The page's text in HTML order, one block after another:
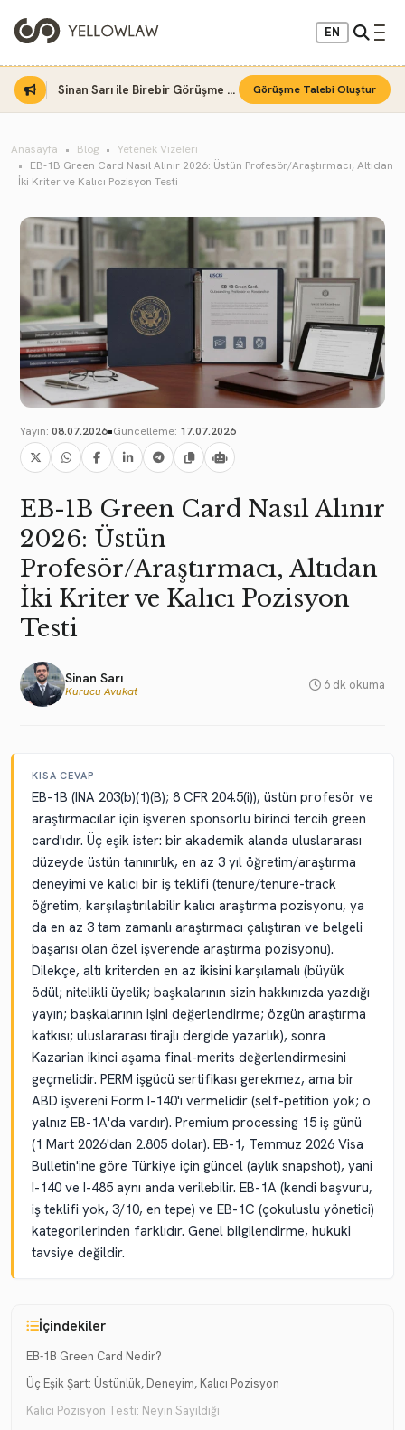
EN
Sinan Sarı ile Birebir Görüşme Fırsatı Görüşme Talebi Oluştur
Anasayfa Blog
Yetenek Vizeleri
EB-1B Green Card Nasıl Alınır 2026: Üstün Profesör/Araştırmacı, Altıdan
İki Kriter ve Kalıcı Pozisyon Testi
Yayın: 08.07.2026•Güncelleme: 17.07.2026
EB-1B Green Card Nasıl Alınır
2026: Üstün
Profesör/Araştırmacı, Altıdan
İki Kriter ve Kalıcı Pozisyon
Testi
Sinan Sarı
Kurucu Avukat 6 dk okuma
KISA CEVAP
EB-1B (INA 203(b)(1)(B); 8 CFR 204.5(i)), üstün profesör ve
araştırmacılar için işveren sponsorlu birinci tercih green
card'ıdır. Üç eşik ister: bir akademik alanda uluslararası
düzeyde üstün tanınırlık, en az 3 yıl öğretim/araştırma
deneyimi ve kalıcı bir iş teklifi (tenure/tenure-track
öğretim, karşılaştırılabilir kalıcı araştırma pozisyonu, ya
da en az 3 tam zamanlı araştırmacı çalıştıran ve belgeli
başarısı olan özel işverende araştırma pozisyonu).
Dilekçe, altı kriterden en az ikisini karşılamalı (büyük
ödül; nitelikli üyelik; başkalarının sizin hakkınızda yazdığı
yayın; başkalarının işini değerlendirme; özgün araştırma
katkısı; uluslararası tirajlı dergide yazarlık), sonra
Kazarian ikinci aşama final-merits değerlendirmesini
geçmelidir. PERM işgücü sertifikası gerekmez, ama bir
ABD işvereni Form I-140'ı vermelidir (self-petition yok; o
yalnız EB-1A'da vardır). Premium processing 15 iş günü
(1 Mart 2026'dan 2.805 dolar). EB-1, Temmuz 2026 Visa
Bulletin'ine göre Türkiye için güncel (aylık snapshot), yani
I-140 ve I-485 aynı anda verilebilir. EB-1A (kendi başvuru,
iş teklifi yok, 3/10, en tepe) ve EB-1C (çokuluslu yönetici)
kategorilerinden farklıdır. Genel bilgilendirme, hukuki
tavsiye değildir.
İçindekiler
EB-1B Green Card Nedir?
Üç Eşik Şart: Üstünlük, Deneyim, Kalıcı Pozisyon
Kalıcı Pozisyon Testi: Neyin Sayıldığı